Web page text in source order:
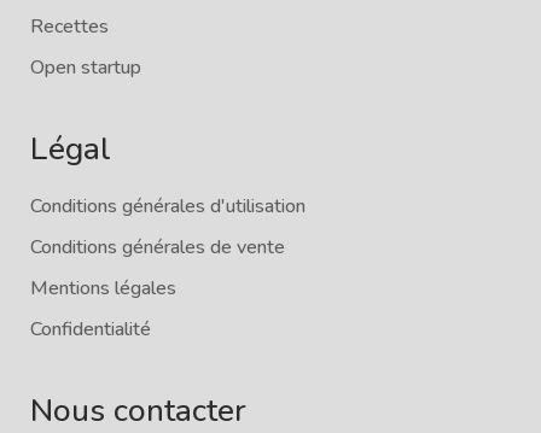
Recettes
Open startup
Légal
Conditions générales d'utilisation
Conditions générales de vente
Mentions légales
Confidentialité
Nous contacter